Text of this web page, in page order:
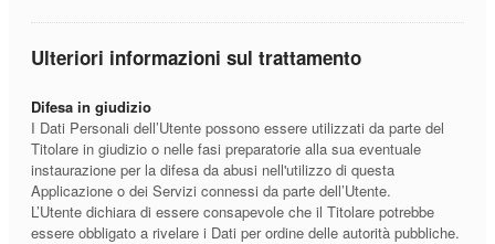
Ulteriori informazioni sul trattamento
Difesa in giudizio
I Dati Personali dell’Utente possono essere utilizzati da parte del
Titolare in giudizio o nelle fasi preparatorie alla sua eventuale
instaurazione per la difesa da abusi nell'utilizzo di questa
Applicazione o dei Servizi connessi da parte dell’Utente.
L’Utente dichiara di essere consapevole che il Titolare potrebbe
essere obbligato a rivelare i Dati per ordine delle autorità pubbliche.